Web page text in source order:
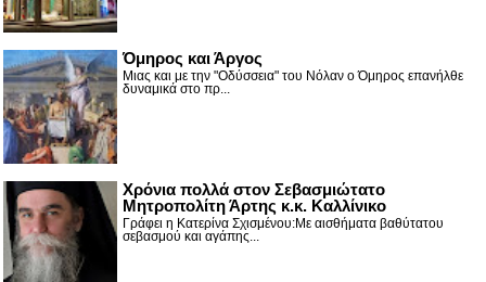
Όμηρος και Άργος
Μιας και με την "Οδύσσεια" του Νόλαν ο Όμηρος επανήλθε
δυναμικά στο πρ...
Χρόνια πολλά στον Σεβασμιώτατο
Μητροπολίτη Άρτης κ.κ. Καλλίνικο
Γράφει η Κατερίνα Σχισμένου:Με αισθήματα βαθύτατου
σεβασμού και αγάπης...